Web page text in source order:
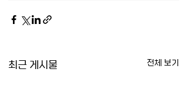
최근 게시물 전체 보기